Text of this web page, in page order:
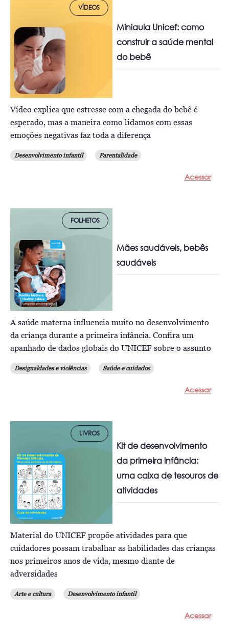
VÍDEOS
Miniaula Unicef: como
construir a saúde mental
do bebê
Vídeo explica que estresse com a chegada do bebê é
esperado, mas a maneira como lidamos com essas
emoções negativas faz toda a diferença
Desenvolvimento infantil Parentalidade
Acessar
FOLHETOS
Mães saudáveis, bebês
saudáveis
A saúde materna influencia muito no desenvolvimento
da criança durante a primeira infância. Confira um
apanhado de dados globais do UNICEF sobre o assunto
Desigualdades e violências Saúde e cuidados
Acessar
LIVROS
Kit de desenvolvimento
da primeira infância:
uma caixa de tesouros de
atividades
Material do UNICEF propõe atividades para que
cuidadores possam trabalhar as habilidades das crianças
nos primeiros anos de vida, mesmo diante de
adversidades
Arte e cultura Desenvolvimento infantil
Acessar